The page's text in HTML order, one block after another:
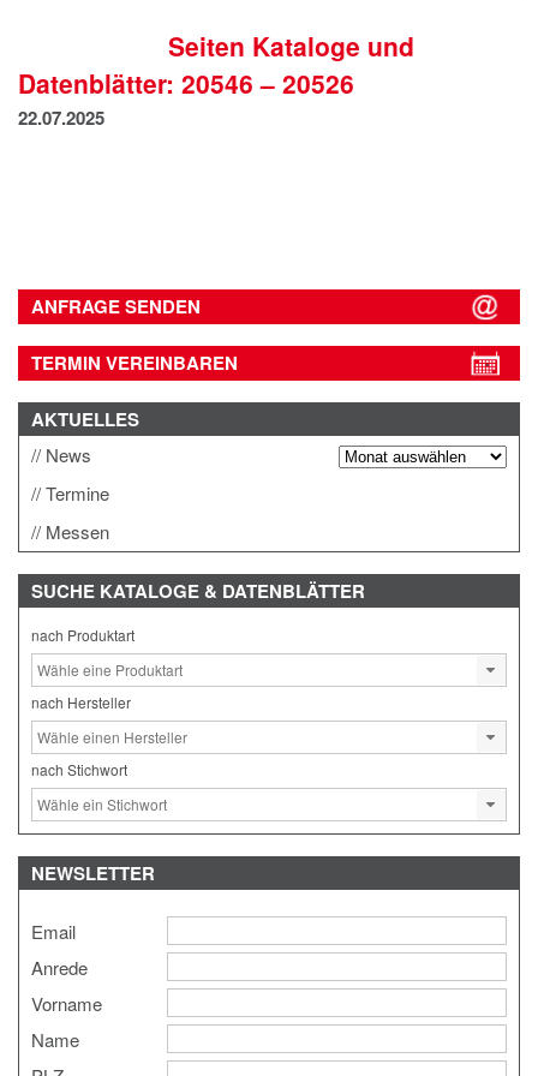
DATENSCHUTZSeiten Kataloge und
Datenblätter: 20546 – 20526
22.07.2025
ANFRAGE SENDEN
TERMIN VEREINBAREN
AKTUELLES
News
Termine
Messen
SUCHE KATALOGE & DATENBLÄTTER
nach Produktart
nach Hersteller
nach Stichwort
NEWSLETTER
Email
Anrede
Vorname
Name